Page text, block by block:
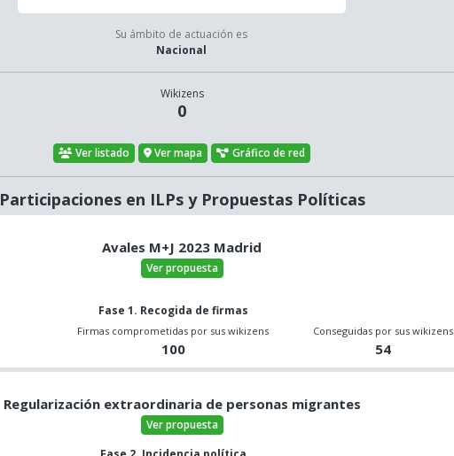
Su ámbito de actuación es
Nacional
Wikizens
0
Ver listado Ver mapa Gráfico de red
Participaciones en ILPs y Propuestas Políticas
Avales M+J 2023 Madrid
Ver propuesta
Fase 1. Recogida de firmas
Firmas comprometidas por sus wikizens
100
Conseguidas por sus wikizens
54
Regularización extraordinaria de personas migrantes
Ver propuesta